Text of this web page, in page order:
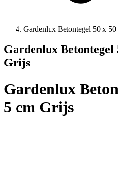
Gardenlux Betontegel 50 x
Gardenlux Betontegel
Grijs
Gardenlux
5 cm Grijs